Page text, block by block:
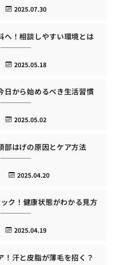
2025.07.30
へ！相談しやすい環境とは
2025.05.18
日から始めるべき生活習慣
2025.05.02
部はげの原因とケア方法
2025.04.20
ク！健康状態がわかる見方
2025.04.19
！汗と皮脂が薄毛を招く？